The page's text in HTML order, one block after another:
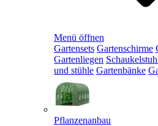
Menü öffnen
Gartensets Gartenschirme
Gartenliegen
und stühle Gartenbänke
Pflanzenanbau